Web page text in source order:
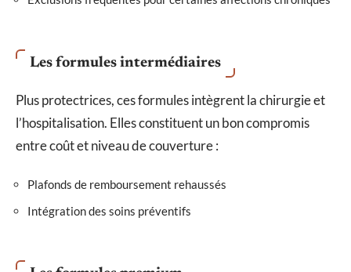
Les formules intermédiaires
Plus protectrices, ces formules intègrent la chirurgie et
l’hospitalisation. Elles constituent un bon compromis
entre coût et niveau de couverture :
Plafonds de remboursement rehaussés
Intégration des soins préventifs